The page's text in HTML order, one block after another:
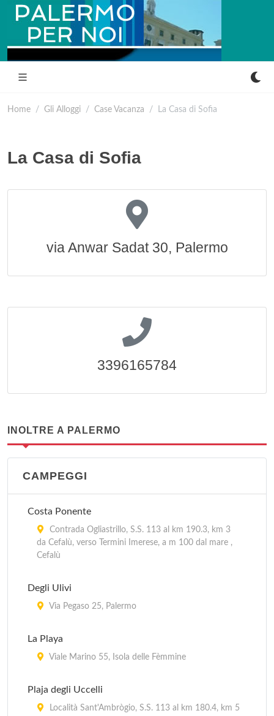
Home Gli Alloggi Case Vacanza La Casa di Sofia
La Casa di Sofia
via Anwar Sadat 30, Palermo
3396165784
INOLTRE A PALERMO
CAMPEGGI
Costa Ponente
Contrada Ogliastrillo, S.S. 113 al km 190.3, km 3
da Cefalù, verso Termini Imerese, a m 100 dal mare ,
Cefalù
Degli Ulivi
Via Pegaso 25, Palermo
La Playa
Viale Marino 55, Isola delle Fèmmine
Plaja degli Uccelli
Località Sant'Ambrògio, S.S. 113 al km 180.4, km 5